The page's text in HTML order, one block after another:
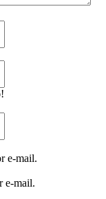
e-mail.
e-mail.